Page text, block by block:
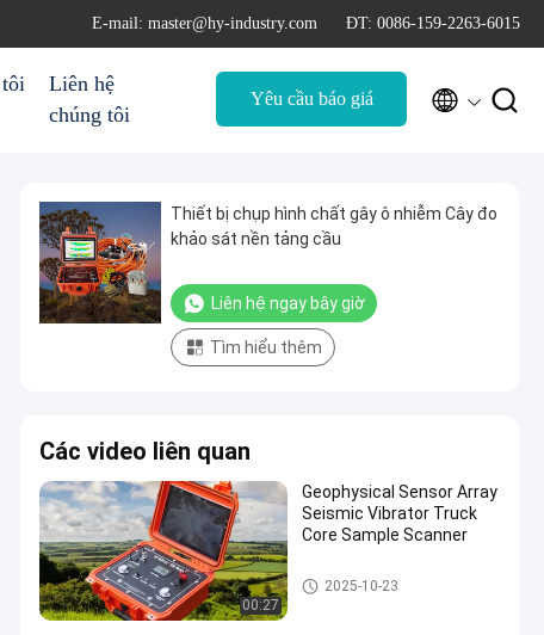
E-mail: master@hy-industry.com ĐT: 0086-159-2263-6015
Liên hệ
chúng tôi
Yêu cầu báo giá  
Thiết bị chụp hình chất gây ô nhiễm Cây đo
khảo sát nền tảng cầu
Liên hệ ngay bây giờ
Tìm hiểu thêm
Các video liên quan
00:27
Geophysical Sensor Array
Seismic Vibrator Truck
Core Sample Scanner
Dụng cụ thăm dò địa vật lý
2025-10-23